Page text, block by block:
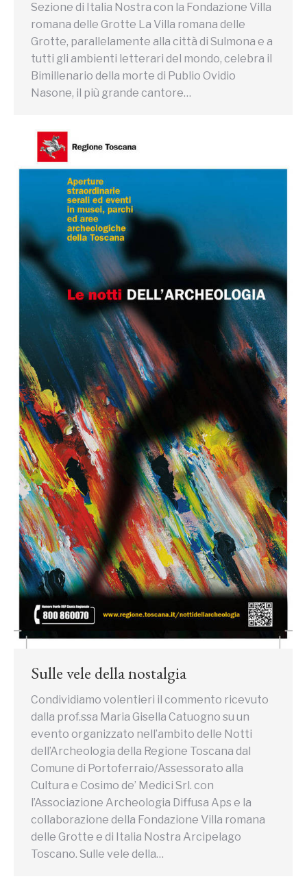
Sezione di Italia Nostra con la Fondazione Villa
romana delle Grotte La Villa romana delle
Grotte, parallelamente alla città di Sulmona e a
tutti gli ambienti letterari del mondo, celebra il
Bimillenario della morte di Publio Ovidio
Nasone, il più grande cantore…
Sulle vele della nostalgia
Condividiamo volentieri il commento ricevuto
dalla prof.ssa Maria Gisella Catuogno su un
evento organizzato nell’ambito delle Notti
dell’Archeologia della Regione Toscana dal
Comune di Portoferraio/Assessorato alla
Cultura e Cosimo de’ Medici Srl. con
l’Associazione Archeologia Diffusa Aps e la
collaborazione della Fondazione Villa romana
delle Grotte e di Italia Nostra Arcipelago
Toscano. Sulle vele della…